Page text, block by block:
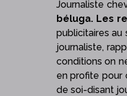
Journaliste
béluga. Les
publicitaires au
journaliste,
conditions on
en profite pour
de soi-disant